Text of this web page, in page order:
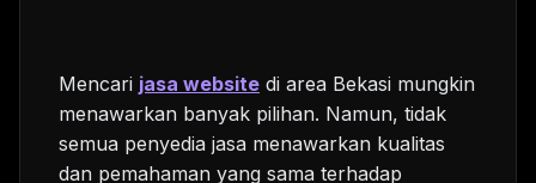
Mencari jasa website di area Bekasi mungkin
menawarkan banyak pilihan. Namun, tidak
semua penyedia jasa menawarkan kualitas
dan pemahaman yang sama terhadap